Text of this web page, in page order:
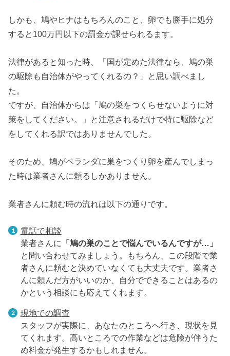
しかも、鳩やヒナはもちろんのこと、卵でも勝手に処分
すると100万円以下の罰金が課せられるます。
法律があると知った時、「国が定めた法律なら、鳩の巣
の駆除も自治体がやってくれるの？」と思い調べまし
た。
ですが、自治体からは「鳩の巣をつくらせないように対
策をしてください。」と注意されるだけで特に駆除など
をしてくれる訳ではありませんでした。
そのため、鳩がベランダに巣をつくり卵を産んでしまっ
た時は業者さんに頼るしかありません。
業者さんに頼む時の流れは以下の通りです。
電話で相談
業者さんに 「鳩の巣のことで悩んでいるんですが…」
と問い合わせてみましょう。もちろん、この段階で業
者さんに頼むと決めていなくても大丈夫です。業者さ
んに頼んだ方がいいのか、自分でできることはあるの
かという相談にも応えてくれます。
現地での調査
スタッフが実際に、あなたのところへ行き、現状を見
てくれます。高いところでの作業などは危険が伴うた
め料金が発生するかもしれません。